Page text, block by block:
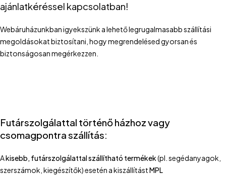
ajánlatkéréssel kapcsolatban!
Webáruházunkban igyekszünk a lehető legrugalmasabb szállítási
megoldásokat biztosítani, hogy megrendelésed gyorsan és
biztonságosan megérkezzen.
Futárszolgálattal történő házhoz vagy
csomagpontra szállítás:
Akisebb, futárszolgálattal szállítható termékek(pl. segédanyagok,
szerszámok, kiegészítők) esetén a kiszállítástMPL